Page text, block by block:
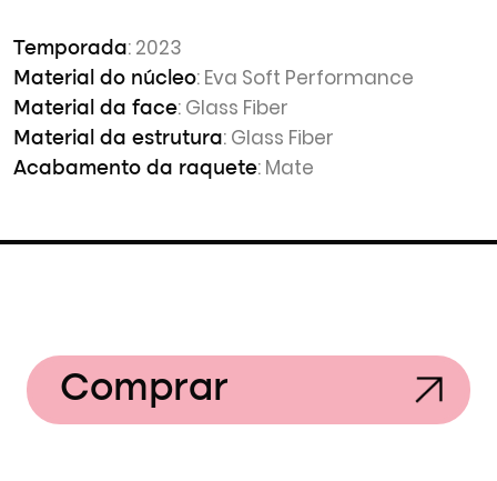
Temporada: 2023
Material do núcleo: Eva Soft Performance
Material da face: Glass Fiber
Material da estrutura: Glass Fiber
Acabamento da raquete: Mate
Comprar